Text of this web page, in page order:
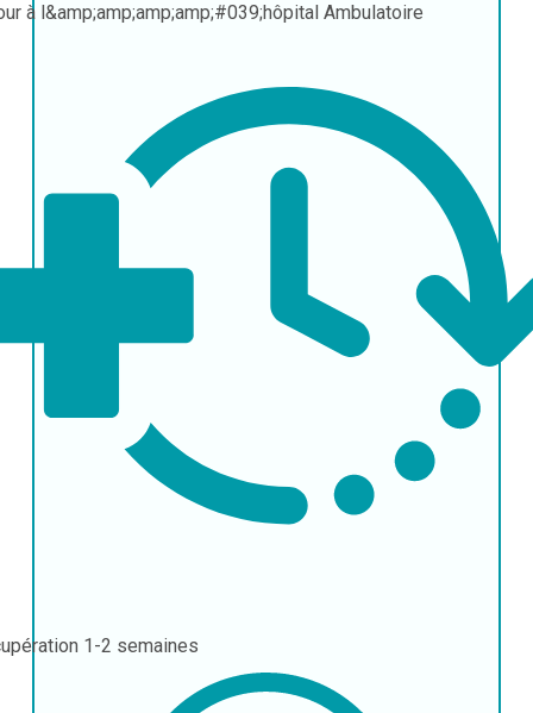
à l&amp;amp;amp;amp;#039;hôpital Ambulatoire
1-2 semaines